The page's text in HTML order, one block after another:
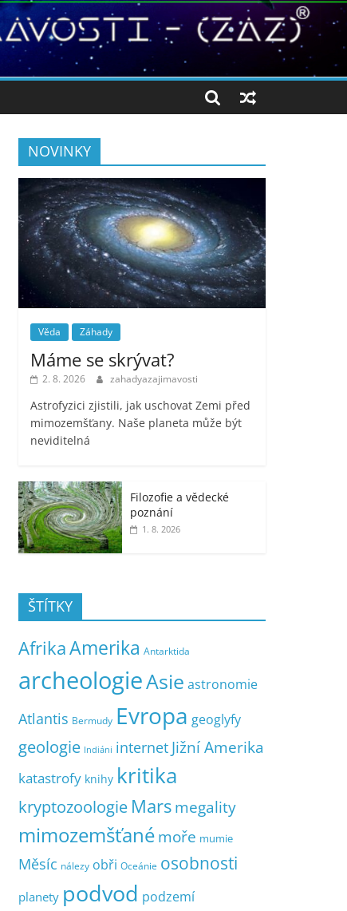
NOVINKY
Věda Záhady
Máme se skrývat?
2. 8. 2026 zahadyazajimavosti
Astrofyzici zjistili, jak uschovat Zemi před
mimozemšťany. Naše planeta může být
neviditelná
Filozofie a vědecké
poznání
1. 8. 2026
ŠTÍTKY
AfrikaAmerika Antarktida
archeologieAsie astronomie
Atlantis Bermudy Evropa geoglyfy
geologie Indiáni internet Jižní Amerika
katastrofy knihy kritika
kryptozoologie Marsmegality
mimozemšťanémoře mumie
Měsíc nálezy obři Oceánie osobnosti
planety podvod podzemí